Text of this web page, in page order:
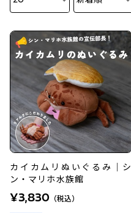
カイカムリぬいぐるみ｜シ
ン・マリホ水族館
¥3,830 （税込）